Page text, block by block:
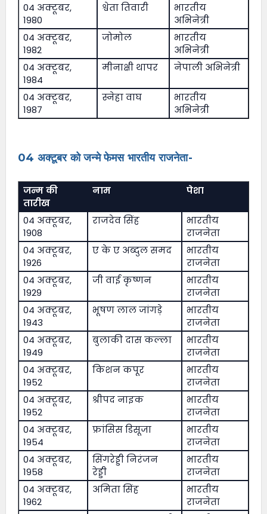
04 अक्टूबर,
1980
श्वेता तिवारी
भारतीय
अभिनेत्री
04 अक्टूबर,
1982
जोमोल
भारतीय
अभिनेत्री
04 अक्टूबर,
1984
मीनाक्षी थापर नेपाली अभिनेत्री
04 अक्टूबर,
1987
स्नेहा वाघ
भारतीय
अभिनेत्री
04 अक्टूबर को जन्मे फेमस भारतीय राजनेता-
जन्म की
तारीख
नाम पेशा
04 अक्टूबर,
1908
राजदेव सिंह
भारतीय
राजनेता
04 अक्टूबर,
1926
ए के ए अब्दुल समद
भारतीय
राजनेता
04 अक्टूबर,
1929
जी वाई कृष्णन
भारतीय
राजनेता
04 अक्टूबर,
1943
भूषण लाल जांगड़े
भारतीय
राजनेता
04 अक्टूबर,
1949
बुलाकी दास कल्ला
भारतीय
राजनेता
04 अक्टूबर,
1952
किशन कपूर
भारतीय
राजनेता
04 अक्टूबर,
1952
श्रीपद नाइक
भारतीय
राजनेता
04 अक्टूबर,
1954
फ्रांसिस डिसूजा
भारतीय
राजनेता
04 अक्टूबर,
1958
सिंगरेड्डी निरंजन
रेड्डी
भारतीय
राजनेता
04 अक्टूबर,
1962
अमिता सिंह
भारतीय
राजनेता